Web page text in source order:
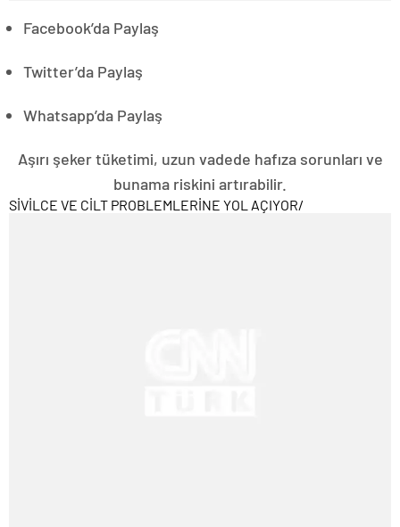
Facebook’da Paylaş
Twitter’da Paylaş
Whatsapp’da Paylaş
Aşırı şeker tüketimi, uzun vadede hafıza sorunları ve
bunama riskini artırabilir.
SİVİLCE VE CİLT PROBLEMLERİNE YOL AÇIYOR/